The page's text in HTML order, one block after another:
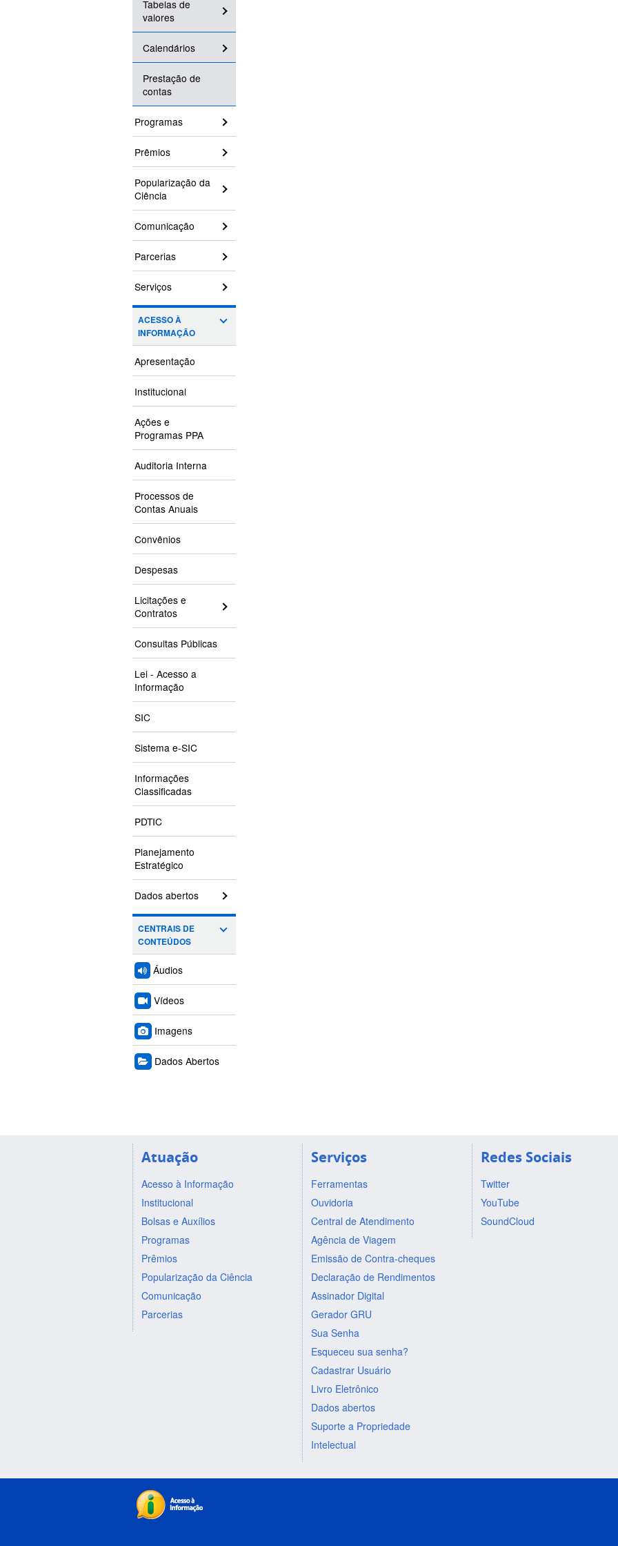
Tabelas de
valores
Calendários
Prestação de
contas
Programas
Prêmios
Popularização da
Ciência
Comunicação
Parcerias
Serviços
ACESSO À
INFORMAÇÃO
Apresentação
Institucional
Ações e
Programas PPA
Auditoria Interna
Processos de
Contas Anuais
Convênios
Despesas
Licitações e
Contratos
Consultas Públicas
Lei - Acesso a
Informação
SIC
Sistema e-SIC
Informações
Classificadas
PDTIC
Planejamento
Estratégico
Dados abertos
CENTRAIS DE
CONTEÚDOS
Áudios
Vídeos
Imagens
Dados Abertos
Atuação
Acesso à Informação
Institucional
Bolsas e Auxílios
Programas
Prêmios
Popularização da Ciência
Comunicação
Parcerias
Serviços
Ferramentas
Ouvidoria
Central de Atendimento
Agência de Viagem
Emissão de Contra-cheques
Declaração de Rendimentos
Assinador Digital
Gerador GRU
Sua Senha
Esqueceu sua senha?
Cadastrar Usuário
Livro Eletrônico
Dados abertos
Suporte a Propriedade
Intelectual
Redes Sociais
Twitter
YouTube
SoundCloud